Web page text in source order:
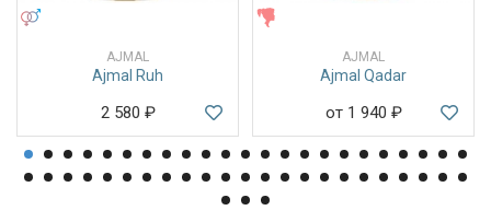
AJMAL
Ajmal Ruh
2 580 ₽
AJMAL
Ajmal Qadar
от 1 940 ₽